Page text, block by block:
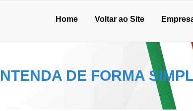
Home Voltar ao Site
DE FORMA